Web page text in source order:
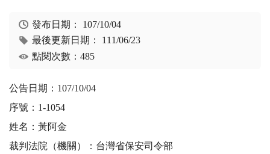
發布日期： 107/10/04
最後更新日期： 111/06/23
點閱次數：485
公告日期：107/10/04
序號：1-1054
姓名：黃阿金
裁判法院（機關）：台灣省保安司令部